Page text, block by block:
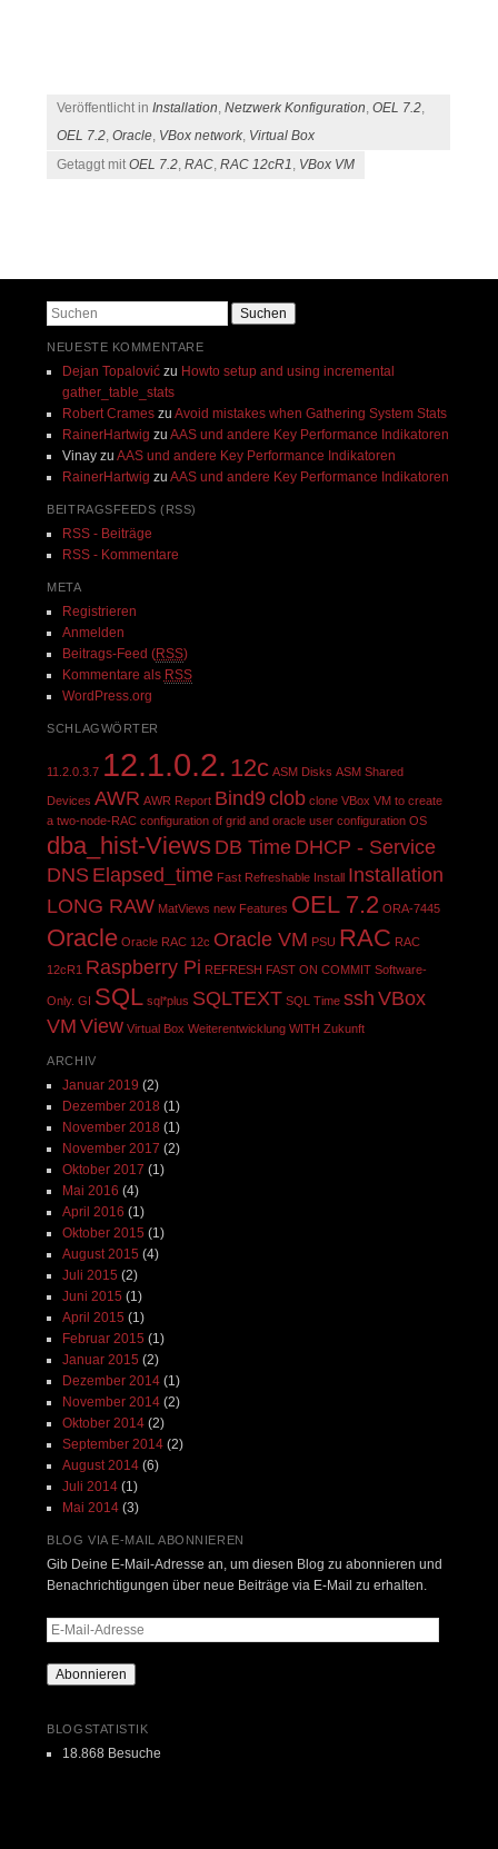
Veröffentlicht inInstallation ,Netzwerk Konfiguration ,OEL 7.2
OEL 7.2 ,Oracle VBox network Virtual Box
Getaggt mitOEL 7.2 ,RAC ,RAC 12cR1 VBox VM
Suchen
NEUESTE KOMMENTARE
Dejan Topalovićzu Howto setup and using incremental
gather_table_stats
Robert Crameszu Avoid mistakes when Gathering System Stats
RainerHartwig zu AAS und andere Key Performance Indikatoren
Vinayzu AAS und andere Key Performance Indikatoren
RainerHartwig zu AAS und andere Key Performance Indikatoren
BEITRAGSFEEDS (RSS)
RSS - Beiträge
RSS - Kommentare
META
Registrieren
Anmelden
Beitrags-Feed (RSS)
Kommentare als RSS
WordPress.org
SCHLAGWÖRTER
11.2.0.3.7 12.1.0.2. 12c ASM Disks ASM Shared
Devices AWR AWR Report Bind9clob clone VBox VM to create
a two-node-RAC configuration of grid and oracle user configuration OS
dba_hist-Views DB Time DHCP - Service
DNS Elapsed_time Fast Refreshable Install Installation
LONG RAW MatViews new Features OEL 7.2 ORA-7445
Oracle Oracle RAC 12c Oracle VM PSU RAC RAC
12cR1 Raspberry Pi REFRESH FAST ON COMMIT Software-
Only. GI SQL sql*plus SQLTEXT SQL Time ssh VBox
VM View Virtual Box Weiterentwicklung WITH Zukunft
ARCHIV
Januar 2019 (2)
Dezember 2018 (1)
November 2018 (1)
November 2017 (2)
Oktober 2017 (1)
Mai 2016 (4)
April 2016 (1)
Oktober 2015 (1)
August 2015 (4)
Juli 2015 (2)
Juni 2015 (1)
April 2015 (1)
Februar 2015 (1)
Januar 2015 (2)
Dezember 2014(1)
November 2014(2)
Oktober 2014(2)
September 2014(2)
August 2014(6)
Juli 2014(1)
Mai 2014(3)
BLOG VIA E-MAIL ABONNIEREN
Gib Deine E-Mail-Adresse an, um diesen Blog zu abonnieren und
Benachrichtigungen über neue Beiträge via E-Mail zu erhalten.
E-
Mail-
Adresse
Abonnieren
BLOGSTATISTIK
18.868 Besuche